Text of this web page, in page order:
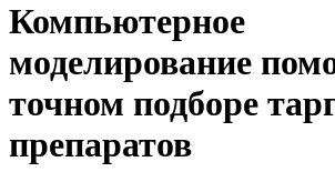
Компьютерное
моделирование
точном подборе
препаратов